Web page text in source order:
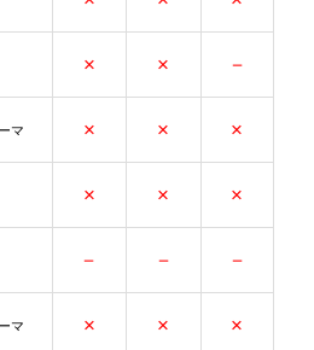
× × －
マ × × ×
× × ×
－ － －
マ × × ×